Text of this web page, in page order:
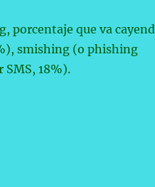
porcentaje que va
smishing (o phishing
18%).
saben lo que es el